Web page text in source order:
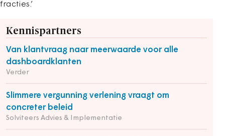
fracties.’
Kennispartners
Van klantvraag naar meerwaarde voor alle
dashboardklanten
Verder
Slimmere vergunning verlening vraagt om
concreter beleid
Solviteers Advies & Implementatie